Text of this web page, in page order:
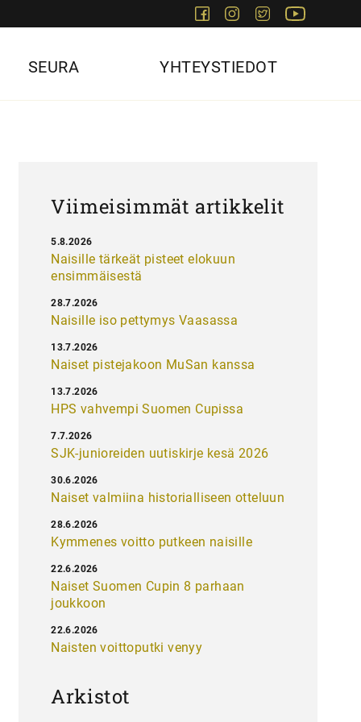
FacebookInstagram
Twitter
SEURA YHTEYSTIEDOT
Viimeisimmät artikkelit
Naisille tärkeät pisteet elokuun
ensimmäisestä
5.8.2026
Naisille iso pettymys Vaasassa
28.7.2026
Naiset pistejakoon MuSan kanssa
13.7.2026
HPS vahvempi Suomen Cupissa
13.7.2026
SJK-junioreiden uutiskirje kesä 2026
7.7.2026
Naiset valmiina historialliseen otteluun
30.6.2026
Kymmenes voitto putkeen naisille
28.6.2026
Naiset Suomen Cupin 8 parhaan
joukkoon
22.6.2026
Naisten voittoputki venyy
22.6.2026
Arkistot